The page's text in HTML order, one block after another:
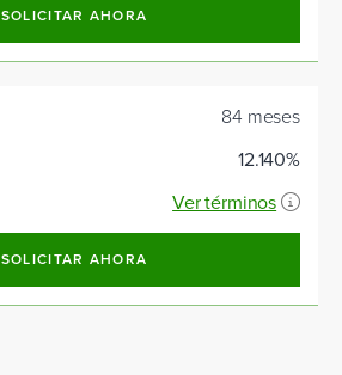
SOLICITAR AHORA
84 meses
12.140%
Ver términos
SOLICITAR AHORA